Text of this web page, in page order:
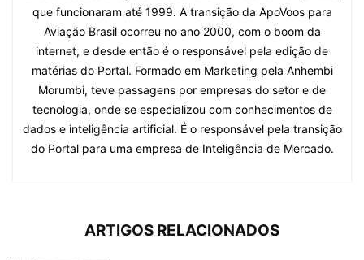
que funcionaram até 1999. A transição da ApoVoos para
Aviação Brasil ocorreu no ano 2000, com o boom da
internet, e desde então é o responsável pela edição de
matérias do Portal. Formado em Marketing pela Anhembi
Morumbi, teve passagens por empresas do setor e de
tecnologia, onde se especializou com conhecimentos de
dados e inteligência artificial. É o responsável pela transição
do Portal para uma empresa de Inteligência de Mercado.
ARTIGOS RELACIONADOS